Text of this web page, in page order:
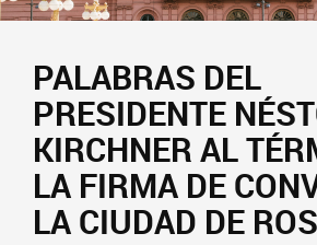
PALABRAS DEL
PRESIDENTE
KIRCHNER AL
LA FIRMA DE
LA CIUDAD DE